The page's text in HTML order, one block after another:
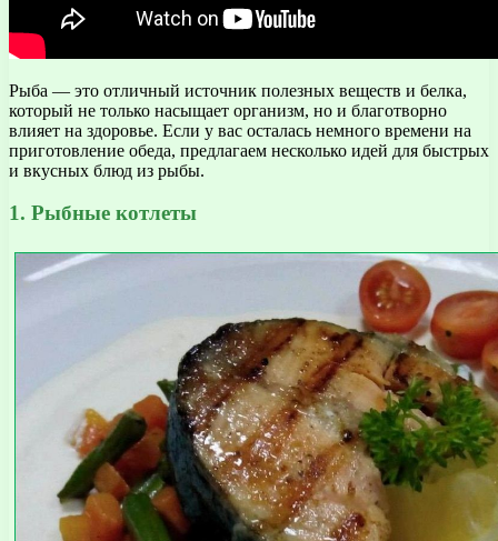
Рыба — это отличный источник полезных веществ и белка,
который не только насыщает организм, но и благотворно
влияет на здоровье. Если у вас осталась немного времени на
приготовление обеда, предлагаем несколько идей для быстрых
и вкусных блюд из рыбы.
1. Рыбные котлеты